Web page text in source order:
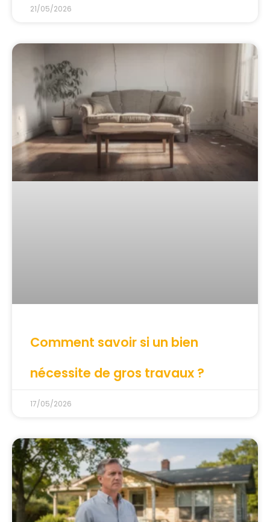
21/05/2026
Comment savoir si un bien
nécessite de gros travaux ?
17/05/2026